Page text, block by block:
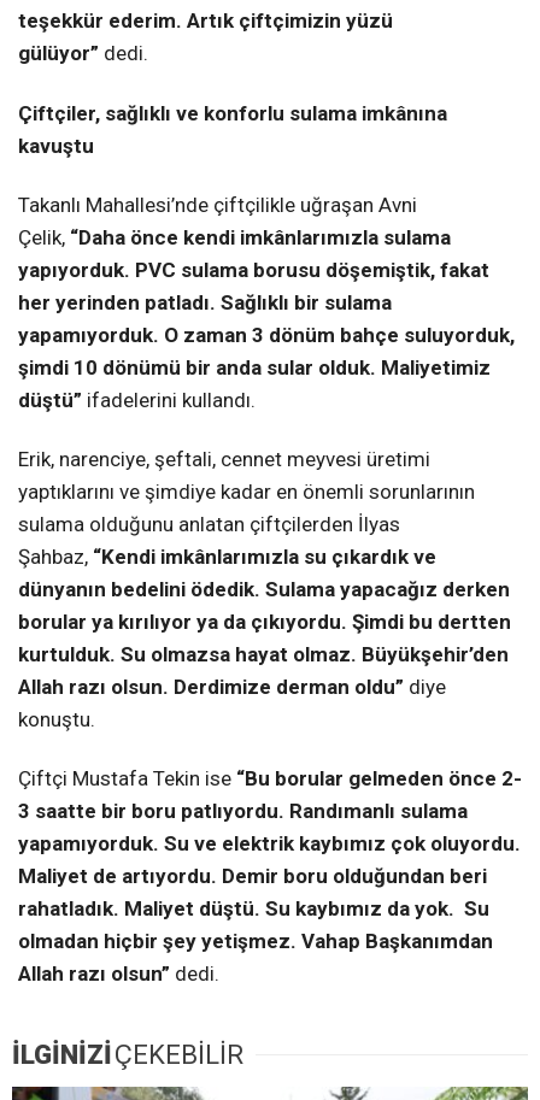
teşekkür ederim. Artık çiftçimizin yüzü
gülüyor” dedi.
Çiftçiler, sağlıklı ve konforlu sulama imkânına
kavuştu
Takanlı Mahallesi’nde çiftçilikle uğraşan Avni
Çelik, “Daha önce kendi imkânlarımızla sulama
yapıyorduk. PVC sulama borusu döşemiştik, fakat
her yerinden patladı. Sağlıklı bir sulama
yapamıyorduk. O zaman 3 dönüm bahçe suluyorduk,
şimdi 10 dönümü bir anda sular olduk. Maliyetimiz
düştü” ifadelerini kullandı.
Erik, narenciye, şeftali, cennet meyvesi üretimi
yaptıklarını ve şimdiye kadar en önemli sorunlarının
sulama olduğunu anlatan çiftçilerden İlyas
Şahbaz, “Kendi imkânlarımızla su çıkardık ve
dünyanın bedelini ödedik. Sulama yapacağız derken
borular ya kırılıyor ya da çıkıyordu. Şimdi bu dertten
kurtulduk. Su olmazsa hayat olmaz. Büyükşehir’den
Allah razı olsun. Derdimize derman oldu” diye
konuştu.
Çiftçi Mustafa Tekin ise “Bu borular gelmeden önce 2-
3 saatte bir boru patlıyordu. Randımanlı sulama
yapamıyorduk. Su ve elektrik kaybımız çok oluyordu.
Maliyet de artıyordu. Demir boru olduğundan beri
rahatladık. Maliyet düştü. Su kaybımız da yok. Su
olmadan hiçbir şey yetişmez. Vahap Başkanımdan
Allah razı olsun” dedi.
İLGİNİZİÇEKEBİLİR